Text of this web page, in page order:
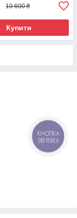
10 600 ₴
Купити
КНОПКА
ЗВ'ЯЗКУ